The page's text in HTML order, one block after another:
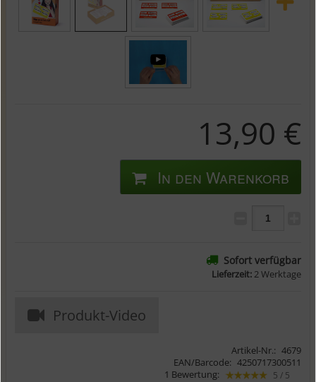
13,90 €
In den Warenkorb
Sofort verfügbar
Lieferzeit: 2 Werktage
Produkt-Video
Artikel-Nr.: 4679
EAN/Barcode: 4250717300511
1 Bewertung:
5 / 5